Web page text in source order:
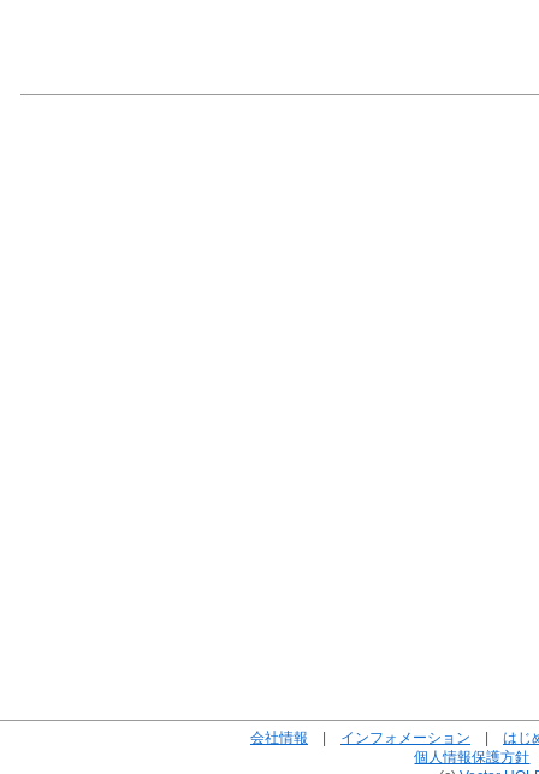
会社情報 | インフォメーション | はじ
個人情報保護方針